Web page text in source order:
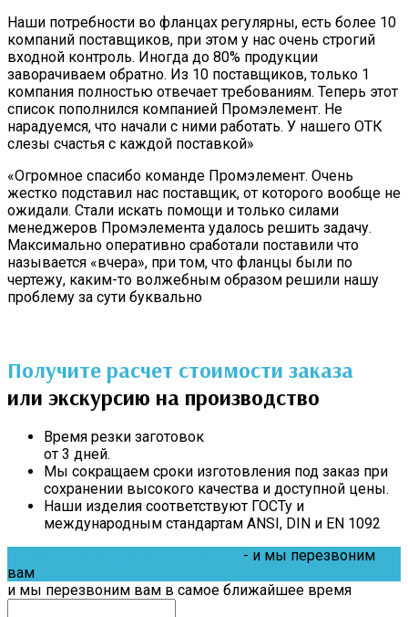
Наши потребности во фланцах регулярны, есть более 10
компаний поставщиков, при этом у нас очень строгий
входной контроль. Иногда до 80% продукции
заворачиваем обратно. Из 10 поставщиков, только 1
компания полностью отвечает требованиям. Теперь этот
список пополнился компанией Промэлемент. Не
нарадуемся, что начали с ними работать. У нашего ОТК
слезы счастья с каждой поставкой»
«Огромное спасибо команде Промэлемент. Очень
жестко подставил нас поставщик, от которого вообще не
ожидали. Стали искать помощи и только силами
менеджеров Промэлемента удалось решить задачу.
Максимально оперативно сработали поставили что
называется «вчера», при том, что фланцы были по
чертежу, каким-то волжебным образом решили нашу
проблему за сути буквально
Получите расчет стоимости заказа
или экскурсию на производство
Время резки заготовок
от 3 дней.
Мы сокращаем сроки изготовления под заказ при
сохранении высокого качества и доступной цены.
Наши изделия соответствуют ГОСТу и
международным стандартам ANSI, DIN и EN 1092
- и мы перезвоним
вам
и мы перезвоним вам в самое ближайшее время